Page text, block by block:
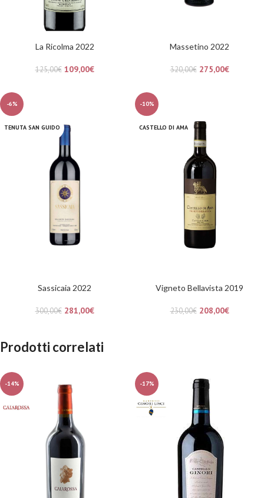
La Ricolma 2022
125,00€ 109,00€
Massetino 2022
320,00€ 275,00€
-6%
TENUTA SAN GUIDO
Sassicaia 2022
300,00€ 281,00€
-10%
CASTELLO DI AMA
Vigneto Bellavista 2019
230,00€ 208,00€
Prodotti correlati
-14% -17%